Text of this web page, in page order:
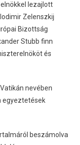
lezajlott
Zelenszkij
Bizottság
Stubb finn
és
nevében
egyeztetések
beszámolva